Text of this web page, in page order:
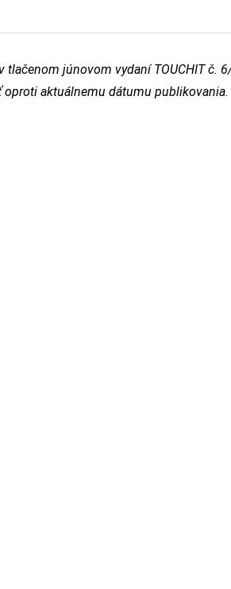
tlačenom júnovom vydaní TOUCHIT č.
aktuálnemu dátumu publikovania.